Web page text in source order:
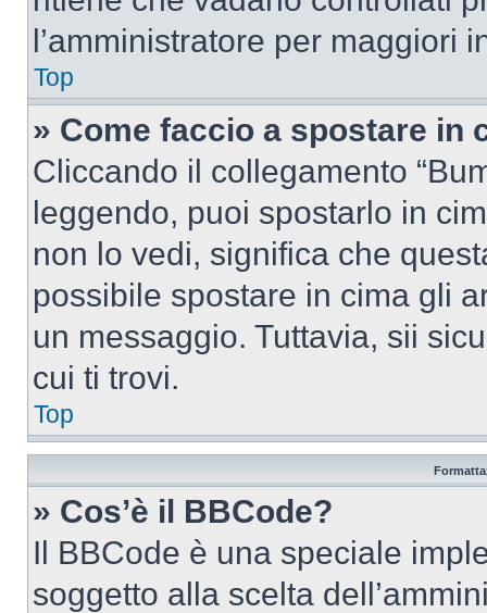
l’amministratore per maggiori
Top
» Come faccio a spostare in
Cliccando il collegamento
leggendo, puoi spostarlo in
non lo vedi, significa che
possibile spostare in cima gli
un messaggio. Tuttavia, sii
cui ti trovi.
Top
» Cos’è il BBCode?
Il BBCode è una speciale
soggetto alla scelta